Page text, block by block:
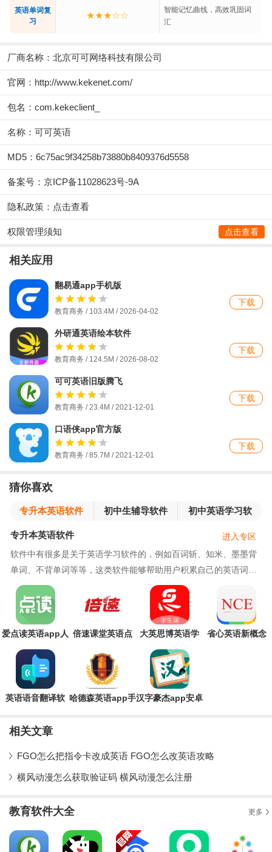
英语单词复
习
★★★☆☆
智能记忆曲线，高效巩固词
汇
厂商名称： 北京可可网络科技有限公司
官网： http://www.kekenet.com/
包名：com.kekeclient_
名称：可可英语
MD5：6c75ac9f34258b73880b8409376d5558
备案号：京ICP备11028623号-9A
隐私政策： 点击查看
权限管理须知 点击查看
相关应用
翻易通app手机版
教育商务 / 103.4M / 2026-04-02
下载
外研通英语绘本软件
教育商务 / 124.5M / 2026-08-02
下载
可可英语旧版腾飞
教育商务 / 23.4M / 2021-12-01
下载
口语侠app官方版
教育商务 / 85.7M / 2021-12-01
下载
猜你喜欢
专升本英语软件 初中生辅导软件
初中英语学习软
专升本英语软件
软件中有很多是关于英语学习软件的，例如百词斩、知米、墨墨背
单词、不背单词等等，这类软件能够帮助用户积累自己的英语词汇
量，帮助大家提升自己的英语成绩，但是这类软件
进入专区
爱点读英语app人 倍速课堂英语点
大英思博英语学
省心英语新概念
英语语音翻译软 哈德森英语app手汉字豪杰app安卓
相关文章
FGO怎么把指令卡改成英语 FGO怎么改英语攻略
横风动漫怎么获取验证码 横风动漫怎么注册
教育软件大全 更多